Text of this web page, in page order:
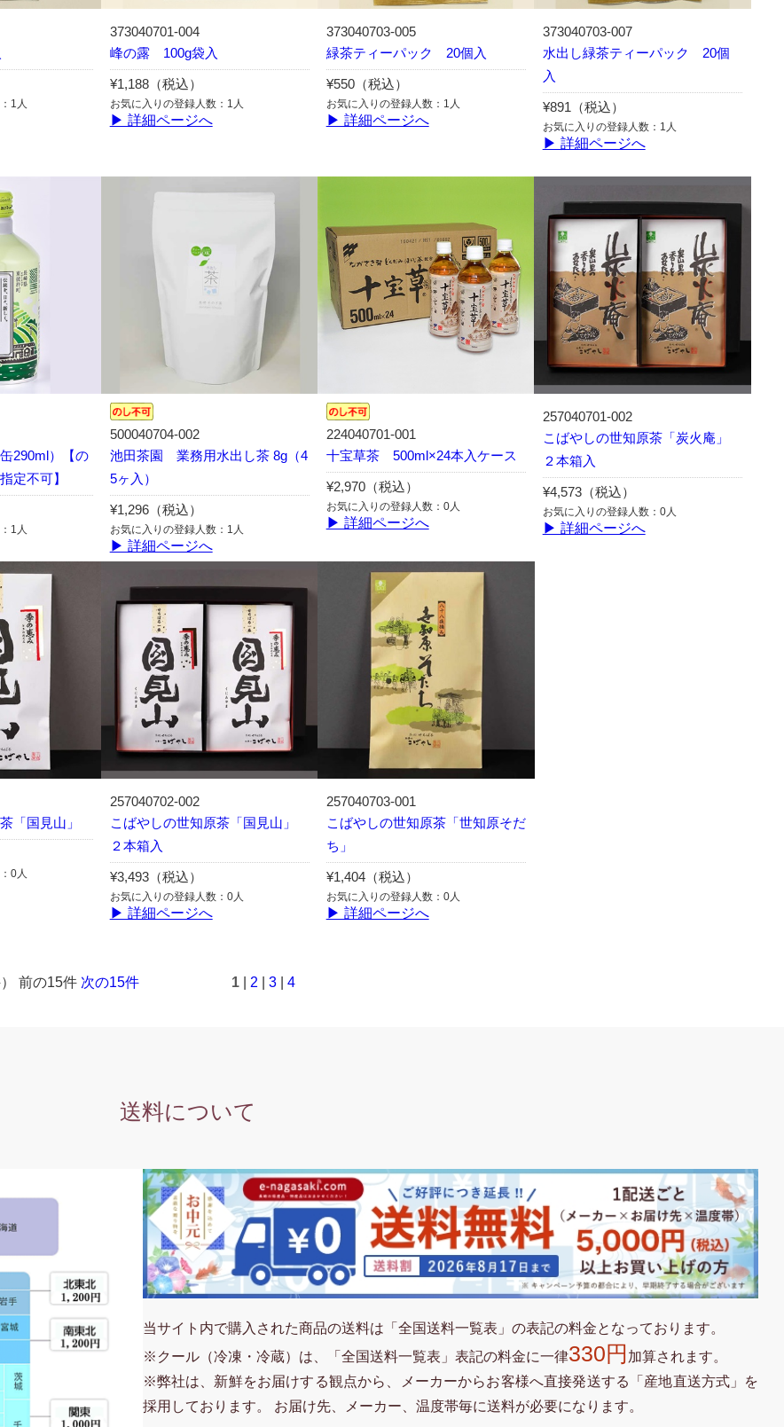
1人
373040701-004
峰の露 100g袋入
¥1,188（税込）
お気に入りの登録人数：1人
▶ 詳細ページへ
373040703-005
緑茶ティーパック 20個入
¥550（税込）
お気に入りの登録人数：1人
▶ 詳細ページへ
373040703-007
水出し緑茶ティーパック 20個
入
¥891（税込）
お気に入りの登録人数：1人
▶ 詳細ページへ
290ml）【の
定不可】
1人
500040704-002
池田茶園 業務用水出し茶 8g（4
5ヶ入）
¥1,296（税込）
お気に入りの登録人数：1人
▶ 詳細ページへ
224040701-001
十宝草茶 500ml×24本入ケース
¥2,970（税込）
お気に入りの登録人数：0人
▶ 詳細ページへ
257040701-002
こばやしの世知原茶「炭火庵」
２本箱入
¥4,573（税込）
お気に入りの登録人数：0人
▶ 詳細ページへ
「国見山」
0人
257040702-002
こばやしの世知原茶「国見山」
２本箱入
¥3,493（税込）
お気に入りの登録人数：0人
▶ 詳細ページへ
257040703-001
こばやしの世知原茶「世知原そだ
ち」
¥1,404（税込）
お気に入りの登録人数：0人
▶ 詳細ページへ
前の15件 次の15件 1 2 |3 |4
送料について
当サイト内で購入された商品の送料は「全国送料一覧表」の表記の料金となっております。
※クール（冷凍・冷蔵）は、「全国送料一覧表」表記の料金に一律330円 加算されます。
※弊社は、新鮮をお届けする観点から、メーカーからお客様へ直接発送する「産地直送方式」を
採用しております。 お届け先、メーカー、温度帯毎に送料が必要になります。